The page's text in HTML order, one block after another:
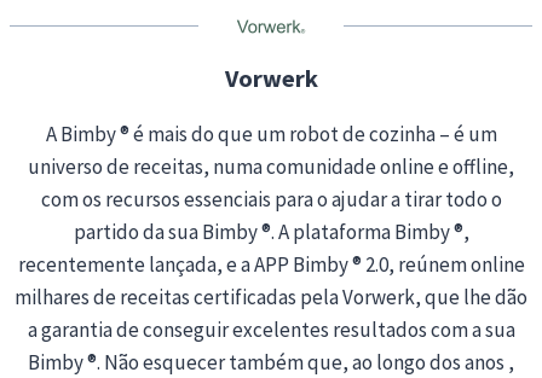
g
Vorwerk
A Bimby ® é mais do que um robot de cozinha – é um
universo de receitas, numa comunidade online e offline,
com os recursos essenciais para o ajudar a tirar todo o
partido da sua Bimby ®. A plataforma Bimby ®,
recentemente lançada, e a APP Bimby ® 2.0, reúnem online
milhares de receitas certificadas pela Vorwerk, que lhe dão
a garantia de conseguir excelentes resultados com a sua
Bimby ®. Não esquecer também que, ao longo dos anos ,